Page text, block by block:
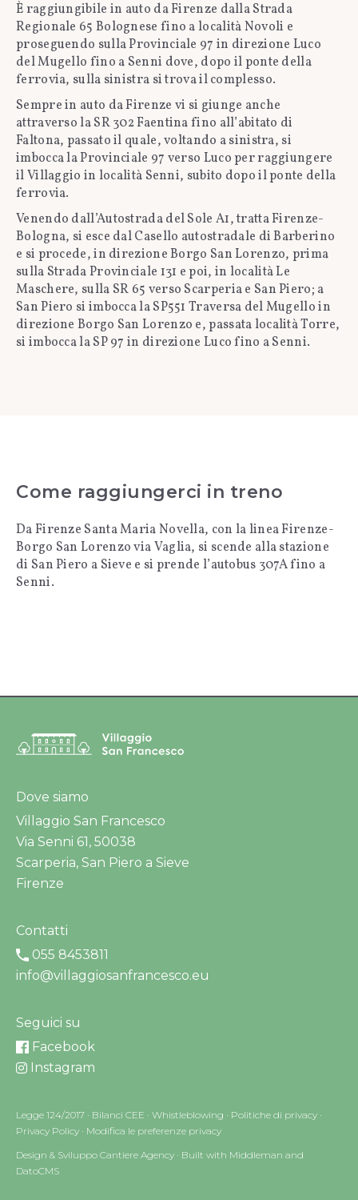
È raggiungibile in auto da Firenze dalla Strada
Regionale 65 Bolognese fino a località Novoli e
proseguendo sulla Provinciale 97 in direzione Luco
del Mugello fino a Senni dove, dopo il ponte della
ferrovia, sulla sinistra si trova il complesso.
Sempre in auto da Firenze vi si giunge anche
attraverso la SR 302 Faentina fino all’abitato di
Faltona, passato il quale, voltando a sinistra, si
imbocca la Provinciale 97 verso Luco per raggiungere
il Villaggio in località Senni, subito dopo il ponte della
ferrovia.
Venendo dall’Autostrada del Sole A1, tratta Firenze-
Bologna, si esce dal Casello autostradale di Barberino
e si procede, in direzione Borgo San Lorenzo, prima
sulla Strada Provinciale 131 e poi, in località Le
Maschere, sulla SR 65 verso Scarperia e San Piero; a
San Piero si imbocca la SP551 Traversa del Mugello in
direzione Borgo San Lorenzo e, passata località Torre,
si imbocca la SP 97 in direzione Luco fino a Senni.
Come raggiungerci in treno
Da Firenze Santa Maria Novella, con la linea Firenze-
Borgo San Lorenzo via Vaglia, si scende alla stazione
di San Piero a Sieve e si prende l’autobus 307A fino a
Senni.
Dove siamo
Villaggio San Francesco
Via Senni 61, 50038
Scarperia, San Piero a Sieve
Firenze
Contatti
055 8453811
info@villaggiosanfrancesco.eu
Seguici su
Facebook
Instagram
Legge 124/2017 · Bilanci CEE · Whistleblowing · Politiche di privacy ·
Privacy Policy · Modifica le preferenze privacy
Design & Sviluppo Cantiere Agency · Built with Middleman and
DatoCMS